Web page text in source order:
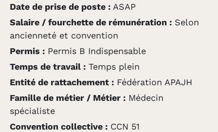
Date de prise de poste : ASAP
Salaire / fourchette de rémunération : Selon
ancienneté et convention
Permis : Permis B Indispensable
Temps de travail : Temps plein
Entité de rattachement : Fédération APAJH
Famille de métier / Métier : Médecin
spécialiste
Convention collective : CCN 51